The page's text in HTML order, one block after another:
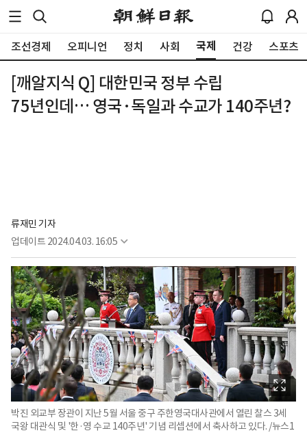
조선경제 오피니언 정치 사회 국제 건강 스포츠
[깨알지식 Q] 대한민국 정부 수립
75년인데… 영국·독일과 수교가 140주년?
류재민 기자
업데이트 2024.04.03. 16:05
박진 외교부 장관이 지난 5월 서울 중구 주한영국대사관에서 열린 찰스 3세
국왕 대관식 및 '한·영 수교 140주년' 기념 리셉션에서 축사하고 있다. /뉴스1